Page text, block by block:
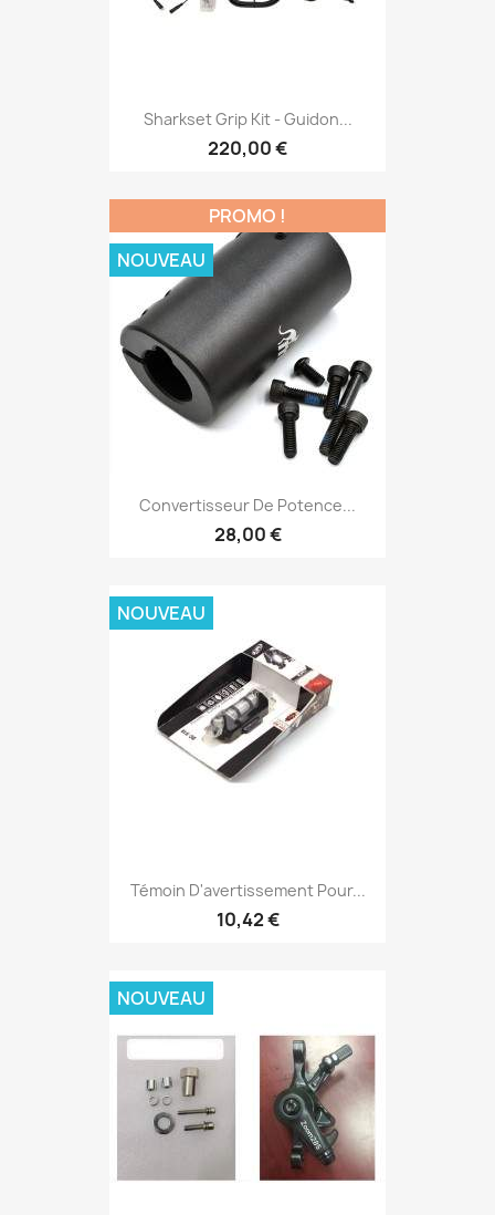
Sharkset Grip Kit - Guidon...
220,00 €
Convertisseur De Potence...
28,00 €
PROMO !
NOUVEAU
Témoin D'avertissement Pour...
10,42 €
NOUVEAU
NOUVEAU